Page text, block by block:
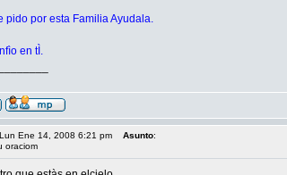
pido por esta Familia Ayudala.
en tÌ.
Ene 14, 2008 6:21 pm Asunto:
oraciom